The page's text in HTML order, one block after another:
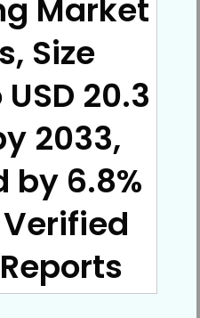
Market
Size
20.3
2033,
by 6.8%
Verified